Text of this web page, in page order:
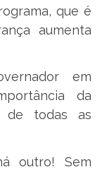
que é
aumenta
em
da
de todas as
outro! Sem